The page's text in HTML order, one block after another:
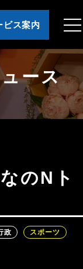
ビス案内
ース
政
スポーツ